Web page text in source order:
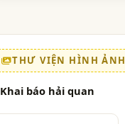
THƯ VIỆN HÌNH ẢNH
Khai báo hải quan